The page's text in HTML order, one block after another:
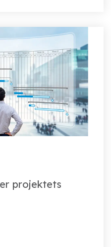
projektets